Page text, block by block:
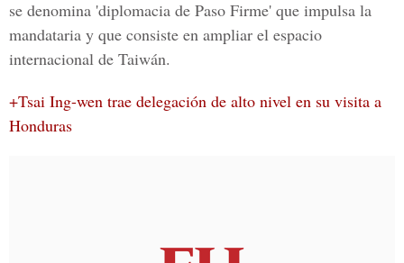
se denomina 'diplomacia de Paso Firme' que impulsa la
mandataria y que consiste en ampliar el espacio
internacional de Taiwán.
+Tsai Ing-wen trae delegación de alto nivel en su visita a
Honduras